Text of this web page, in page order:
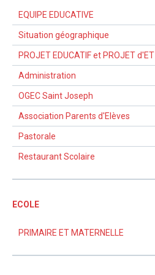
EQUIPE EDUCATIVE
Situation géographique
PROJET EDUCATIF et PROJET d'ET
Administration
OGEC Saint Joseph
Association Parents d'Elèves
Pastorale
Restaurant Scolaire
ECOLE
PRIMAIRE ET MATERNELLE